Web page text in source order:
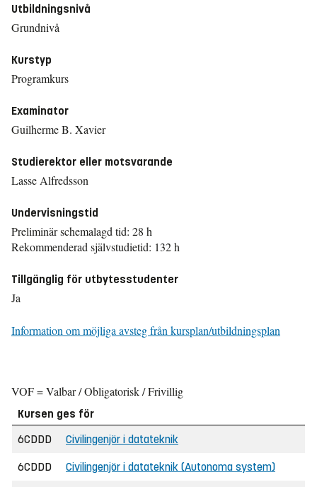
Utbildningsnivå
Grundnivå
Kurstyp
Programkurs
Examinator
Guilherme B. Xavier
Studierektor eller motsvarande
Lasse Alfredsson
Undervisningstid
Preliminär schemalagd tid: 28 h
Rekommenderad självstudietid: 132 h
Tillgänglig för utbytesstudenter
Ja
Information om möjliga avsteg från kursplan/utbildningsplan
VOF = Valbar / Obligatorisk / Frivillig
Kursen ges för
6CDDD
Civilingenjör i datateknik
6CDDD Civilingenjör i datateknik (Autonoma system)